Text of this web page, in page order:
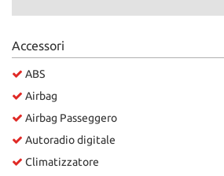
Accessori
ABS
Airbag
Airbag Passeggero
Autoradio digitale
Climatizzatore